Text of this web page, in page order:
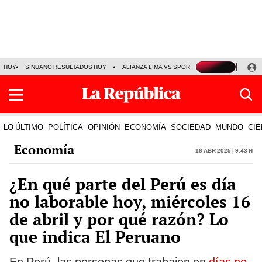
HOY SINUANO RESULTADOS HOY ALIANZA LIMA VS SPORT BOYS JORGE
LO ÚLTIMO POLÍTICA OPINIÓN ECONOMÍA SOCIEDAD MUNDO
Economía 16 Abr 2025 | 9:43 h
¿En qué parte del Perú es día
no laborable hoy, miércoles 16
de abril y por qué razón? Lo
que indica El Peruano